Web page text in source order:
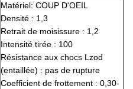
Matériel: COUP D'OEIL
Densité : 1,3
Retrait de moisissure : 1,2
Intensité tirée : 100
Résistance aux chocs Lzod
(entaillée) : pas de rupture
Coefficient de frottement : 0,30-